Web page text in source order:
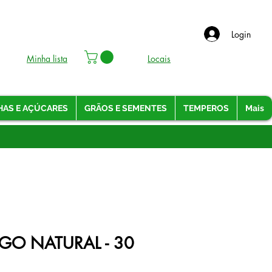
Login
Minha lista Locais
E AÇÚCARES GRÃOS E SEMENTES TEMPEROS Mais
NATURAL - 30